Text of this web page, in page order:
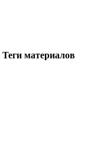
Теги материалов